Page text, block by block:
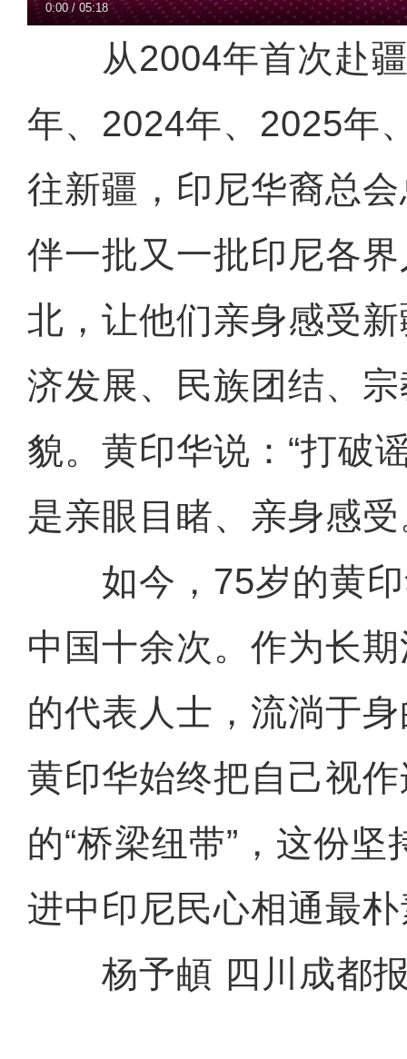
0:00/05:18
从2004年首次赴疆
年、2024年、2025年
往新疆，印尼华裔总
伴一批又一批印尼各
北，让他们亲身感受
济发展、民族团结、
貌。黄印华说：“打破
是亲眼目睹、亲身感受
如今，75岁的黄印
中国十余次。作为长
的代表人士，流淌于
黄印华始终把自己视
的“桥梁纽带”，这份
进中印尼民心相通最
杨予頔 四川成都